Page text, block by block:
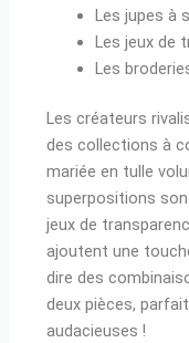
Les jupes à
Les jeux de
Les
Les créateurs
des collections à
mariée en tulle
superpositions
jeux de
ajoutent une
dire des
deux pièces,
audacieuses !